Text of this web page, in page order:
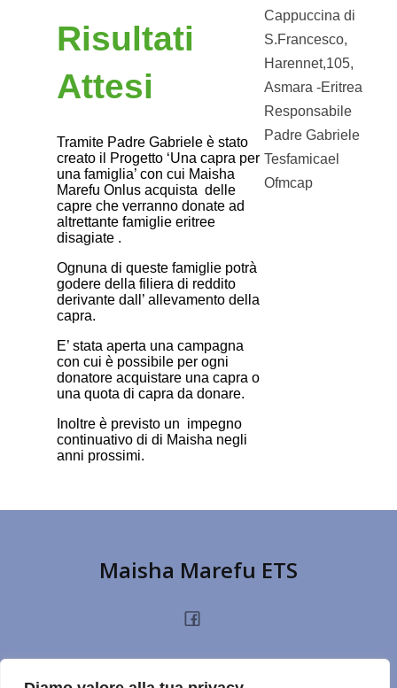
Risultati
Attesi
Tramite Padre Gabriele è stato
creato il Progetto ‘Una capra per
una famiglia’ con cui Maisha
Marefu Onlus acquista delle
capre che verranno donate ad
altrettante famiglie eritree
disagiate .
Ognuna di queste famiglie potrà
godere della filiera di reddito
derivante dall’ allevamento della
capra.
E’ stata aperta una campagna
con cui è possibile per ogni
donatore acquistare una capra o
una quota di capra da donare.
Inoltre è previsto un impegno
continuativo di di Maisha negli
anni prossimi.
Cappuccina di
S.Francesco,
Harennet,105,
Asmara -Eritrea
Responsabile
Padre Gabriele
Tesfamicael
Ofmcap
Maisha Marefu ETS
HOMECHI SIAMOPROGETTINOTIZIEPRIVACY POLICY